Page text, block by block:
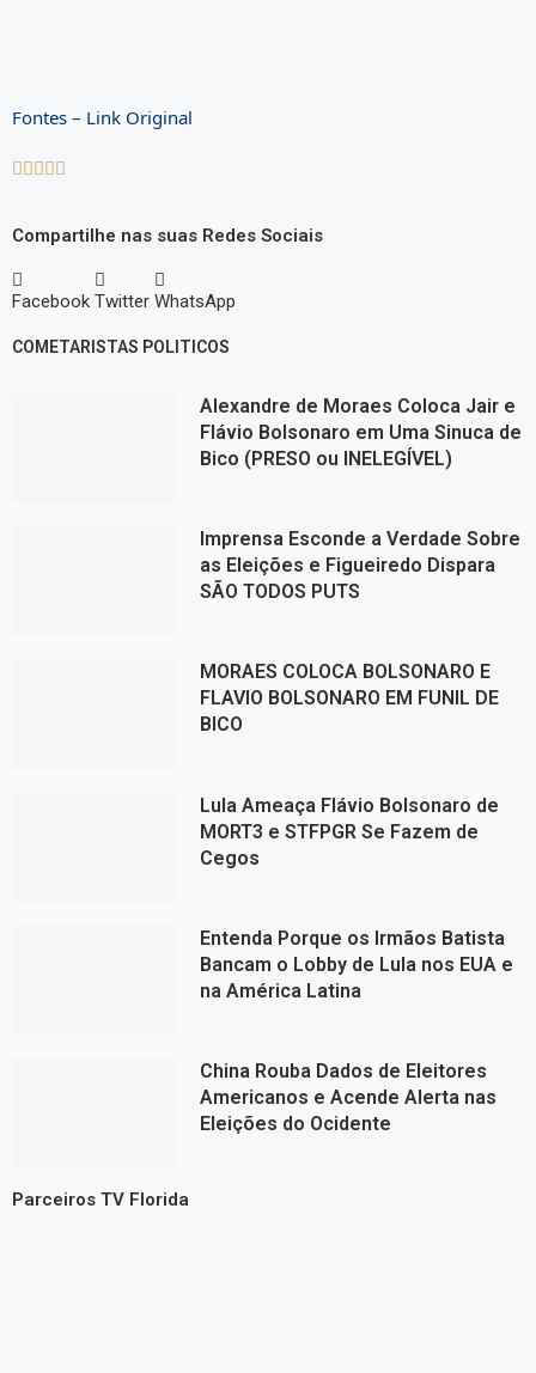
Fontes – Link Original
    
Compartilhe nas suas Redes Sociais
Facebook Twitter WhatsApp
COMETARISTAS POLITICOS
Alexandre de Moraes Coloca Jair e
Flávio Bolsonaro em Uma Sinuca de
Bico (PRESO ou INELEGÍVEL)
Imprensa Esconde a Verdade Sobre
as Eleições e Figueiredo Dispara
SÃO TODOS PUTS
MORAES COLOCA BOLSONARO E
FLAVIO BOLSONARO EM FUNIL DE
BICO
Lula Ameaça Flávio Bolsonaro de
MORT3 e STFPGR Se Fazem de
Cegos
Entenda Porque os Irmãos Batista
Bancam o Lobby de Lula nos EUA e
na América Latina
China Rouba Dados de Eleitores
Americanos e Acende Alerta nas
Eleições do Ocidente
Parceiros TV Florida